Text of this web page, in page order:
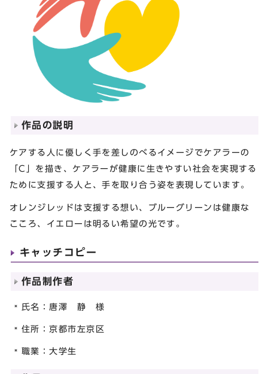
作品の説明
ケアする人に優しく手を差しのべるイメージでケアラーの
「C」を描き、ケアラーが健康に生きやすい社会を実現する
ために支援する人と、手を取り合う姿を表現しています。
オレンジレッドは支援する想い、ブルーグリーンは健康な
こころ、イエローは明るい希望の光です。
キャッチコピー
作品制作者
氏名：唐澤 静 様
住所：京都市左京区
職業：大学生